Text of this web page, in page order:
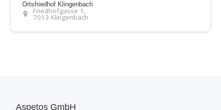
Ortsfriedhof Klingenbach
Friedhofgasse 1,
7013 Klingenbach
Aspetos GmbH